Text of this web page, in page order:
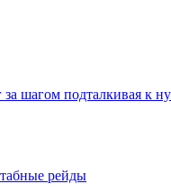
шагом подталкивая к
рейды